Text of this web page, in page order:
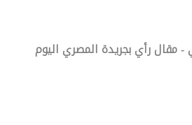
رأي بجريدة المصري اليوم